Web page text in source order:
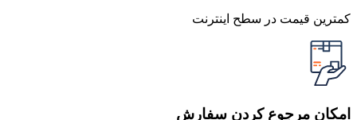
کمترین قیمت در سطح اینترنت
امکان مرجوع کردن سفارش